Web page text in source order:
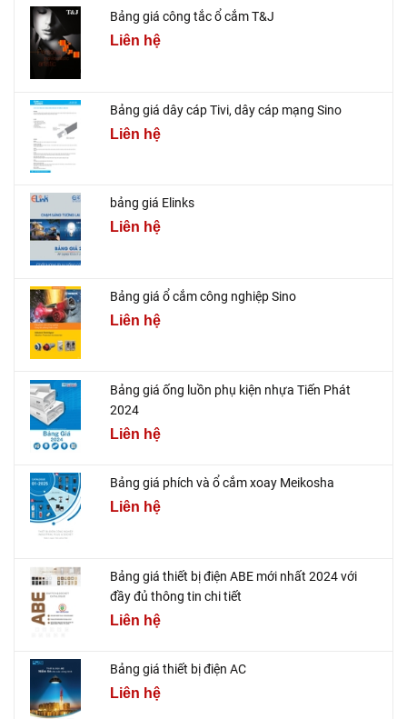
Bảng giá công tắc ổ cắm T&J
Liên hệ
Bảng giá dây cáp Tivi, dây cáp mạng Sino
Liên hệ
bảng giá Elinks
Liên hệ
Bảng giá ổ cắm công nghiệp Sino
Liên hệ
Bảng giá ống luồn phụ kiện nhựa Tiến Phát
2024
Liên hệ
Bảng giá phích và ổ cắm xoay Meikosha
Liên hệ
Bảng giá thiết bị điện ABE mới nhất 2024 với
đầy đủ thông tin chi tiết
Liên hệ
Bảng giá thiết bị điện AC
Liên hệ